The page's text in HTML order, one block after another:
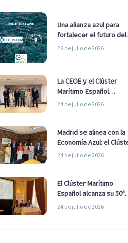
Una alianza azul para
fortalecer el futuro del
sector marítimo
29 de julio de 2026
La CEOE y el Clúster
Marítimo Español
refuerzan su alianza para
24 de julio de 2026
Madrid se alinea con la
Economía Azul: el
Marítimo Español y la
Ayuntamiento
24 de julio de 2026
El Clúster Marítimo
Español alcanza su 50ª
Asamblea reafirmando
24 de julio de 2026